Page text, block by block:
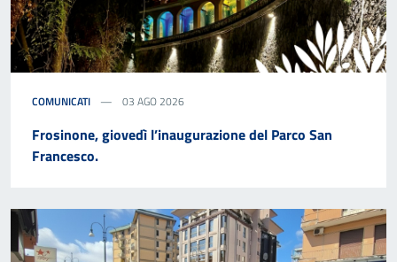
COMUNICATI 03 AGO 2026
Frosinone, giovedì l’inaugurazione del Parco San
Francesco.